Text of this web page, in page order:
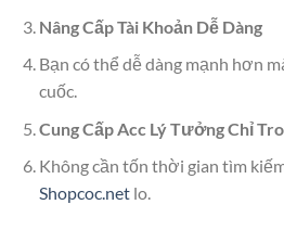
Nâng Cấp Tài Khoản Dễ Dàng
Bạn có thể dễ dàng mạnh hơn
cuốc.
Cung Cấp Acc Lý Tưởng Chỉ
Không cần tốn thời gian tìm
Shopcoc.netlo.